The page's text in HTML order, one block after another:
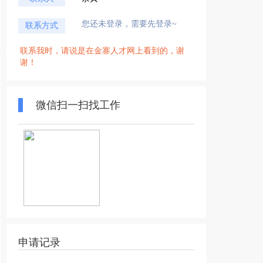
联系方式 您还未登录，需要先登录~
联系我时，请说是在金寨人才网上看到的，谢
谢！
微信扫一扫找工作
申请记录